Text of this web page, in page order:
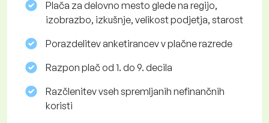
Plača za delovno mesto glede na regijo,
izobrazbo, izkušnje, velikost podjetja, starost
Porazdelitev anketirancev v plačne razrede
Razpon plač od 1. do 9. decila
Razčlenitev vseh spremljanih nefinančnih
koristi